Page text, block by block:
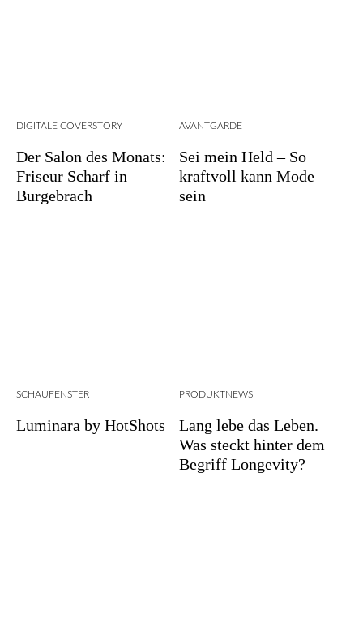
DIGITALE COVERSTORY
Der Salon des Monats:
Friseur Scharf in
Burgebrach
AVANTGARDE
Sei mein Held – So
kraftvoll kann Mode
sein
SCHAUFENSTER
Luminara by HotShots
PRODUKTNEWS
Lang lebe das Leben.
Was steckt hinter dem
Begriff Longevity?